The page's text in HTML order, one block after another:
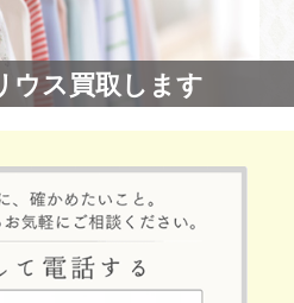
ウス買取します